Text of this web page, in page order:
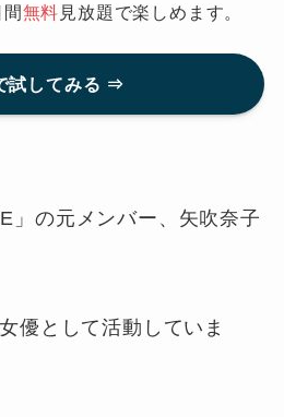
無料 見放題で楽しめます。
試してみる ⇒
」の元メンバー、矢吹奈子
優として活動していま